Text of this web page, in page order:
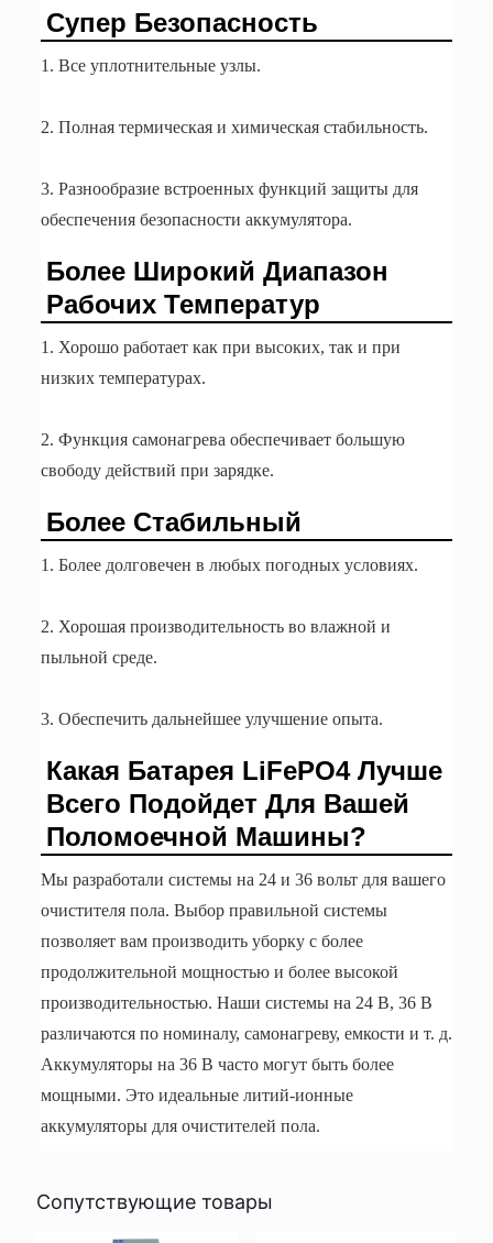
Супер Безопасность
1. Все уплотнительные узлы.
2. Полная термическая и химическая стабильность.
3. Разнообразие встроенных функций защиты для
обеспечения безопасности аккумулятора.
Более Широкий Диапазон
Рабочих Температур
1. Хорошо работает как при высоких, так и при
низких температурах.
2. Функция самонагрева обеспечивает большую
свободу действий при зарядке.
Более Стабильный
1. Более долговечен в любых погодных условиях.
2. Хорошая производительность во влажной и
пыльной среде.
3. Обеспечить дальнейшее улучшение опыта.
Какая Батарея LiFePO4 Лучше
Всего Подойдет Для Вашей
Поломоечной Машины?
Мы разработали системы на 24 и 36 вольт для вашего
очистителя пола. Выбор правильной системы
позволяет вам производить уборку с более
продолжительной мощностью и более высокой
производительностью. Наши системы на 24 В, 36 В
различаются по номиналу, самонагреву, емкости и т. д.
Аккумуляторы на 36 В часто могут быть более
мощными. Это идеальные литий-ионные
аккумуляторы для очистителей пола.
Сопутствующие товары